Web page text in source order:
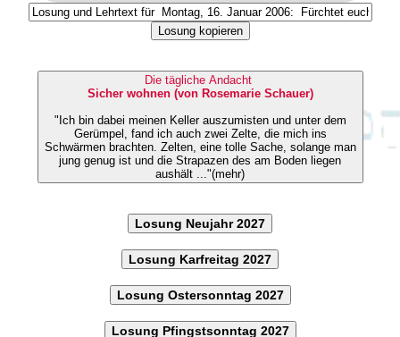
Losung kopieren
Die tägliche Andacht
Sicher wohnen (von Rosemarie Schauer)
"Ich bin dabei meinen Keller auszumisten und unter dem
Gerümpel, fand ich auch zwei Zelte, die mich ins
Schwärmen brachten. Zelten, eine tolle Sache, solange man
jung genug ist und die Strapazen des am Boden liegen
aushält ..."(mehr)
Losung Neujahr 2027
Losung Karfreitag 2027
Losung Ostersonntag 2027
Losung Pfingstsonntag 2027